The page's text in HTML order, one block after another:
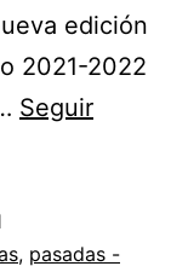
edición
2021-2022
Seguir
, pasadas -